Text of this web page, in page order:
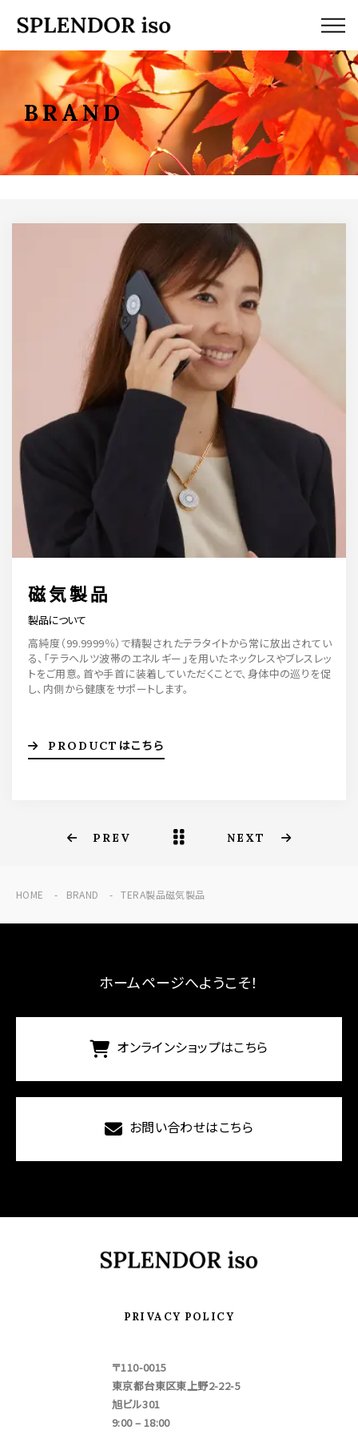
BRAND
磁気製品
製品について
高純度（99.9999％）で精製されたテラタイトから常に放出されてい
る、「テラヘルツ波帯のエネルギー」を用いたネックレスやブレスレッ
トをご用意。首や手首に装着していただくことで、身体中の巡りを促
し、内側から健康をサポートします。
PRODUCTはこちら
PREV NEXT
HOME BRAND TERA製品磁気製品
ホームページへようこそ！
オンラインショップはこちら
お問い合わせはこちら
〒110-0015
東京都台東区東上野2-22-5
旭ビル301
9:00 – 18:00
PRIVACY POLICY
HISTORY
NEWS
BRAND
CONTACT
BLOG
オンラインショップはこちら